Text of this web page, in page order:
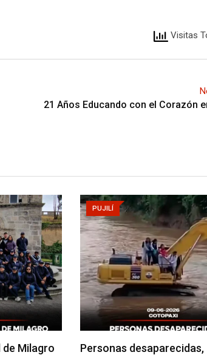
Visitas
21 Años Educando con el Corazón
de Milagro
PUJILÍ
Personas desaparecidas,